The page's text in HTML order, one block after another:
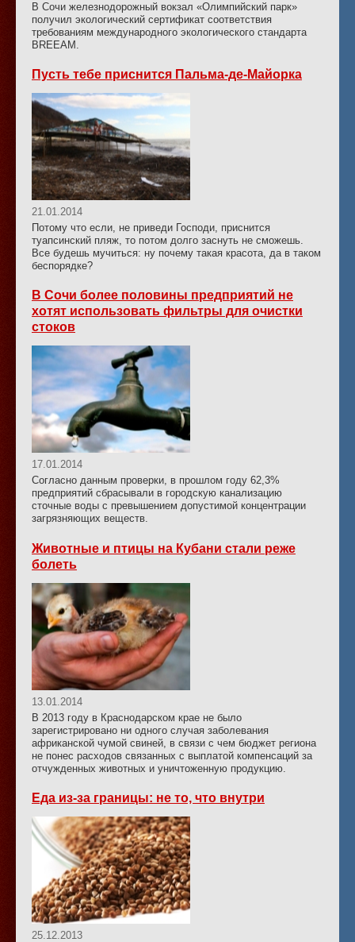
В Сочи железнодорожный вокзал «Олимпийский парк»
получил экологический сертификат соответствия
требованиям международного экологического стандарта
BREEAM.
Пусть тебе приснится Пальма-де-Майорка
21.01.2014
Потому что если, не приведи Господи, приснится
туапсинский пляж, то потом долго заснуть не сможешь.
Все будешь мучиться: ну почему такая красота, да в таком
беспорядке?
В Сочи более половины предприятий не
хотят использовать фильтры для очистки
стоков
17.01.2014
Согласно данным проверки, в прошлом году 62,3%
предприятий сбрасывали в городскую канализацию
сточные воды с превышением допустимой концентрации
загрязняющих веществ.
Животные и птицы на Кубани стали реже
болеть
13.01.2014
В 2013 году в Краснодарском крае не было
зарегистрировано ни одного случая заболевания
африканской чумой свиней, в связи с чем бюджет региона
не понес расходов связанных с выплатой компенсаций за
отчужденных животных и уничтоженную продукцию.
Еда из-за границы: не то, что внутри
25.12.2013